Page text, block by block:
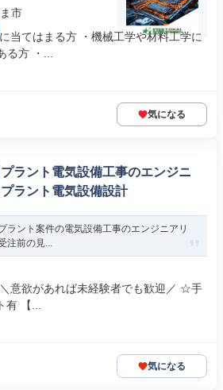
市
当てはまる方 ・機械工学や材料工学に
る方 ・...
気になる
ラント電気設備工事のエンジニ
ラント電気設備設計
ラント案件の電気設備工事のエンジニアリ
注前の見...
意欲があれば未経験者でも歓迎／ ☆手
【...
気になる